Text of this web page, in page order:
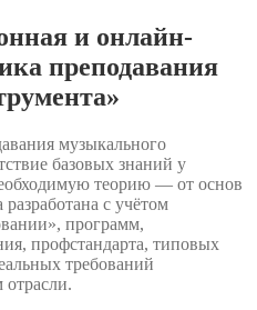
и онлайн-
преподавания
музыкального
базовых знаний у
теорию — от основ
с учётом
программ,
профстандарта, типовых
требований
отрасли.